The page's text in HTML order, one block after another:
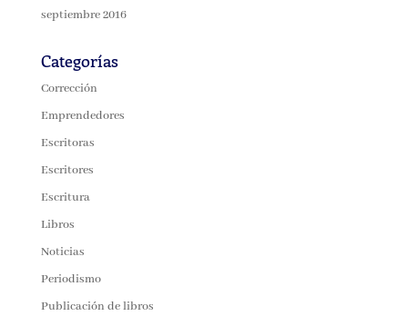
septiembre 2016
Categorías
Corrección
Emprendedores
Escritoras
Escritores
Escritura
Libros
Noticias
Periodismo
Publicación de libros